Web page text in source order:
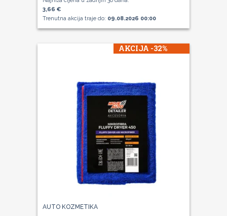
3,66 €
Trenutna akcija traje do: 09.08.2026 00:00
AKCIJA -32%
AUTO KOZMETIKA